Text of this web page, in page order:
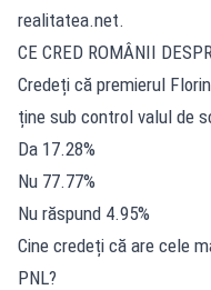
realitatea.net.
CE CRED ROMÂNII
Credeți că premierul
ține sub control valul de
Da 17.28%
Nu 77.77%
Nu răspund 4.95%
Cine credeți că are cele
PNL?